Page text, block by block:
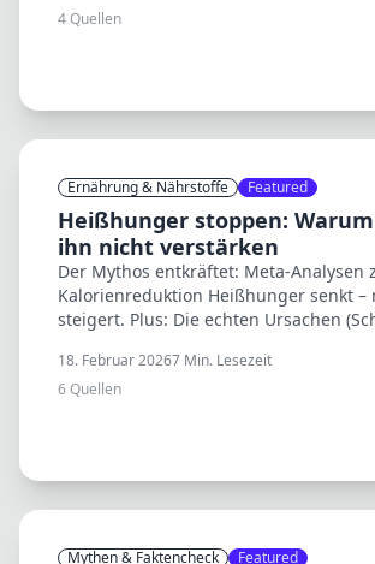
4Quellen
Ernährung & Nährstoffe Featured
Heißhunger stoppen:
ihn nicht verstärken
Der Mythos entkräftet: Meta-Analysen
Kalorienreduktion Heißhunger senkt –
steigert. Plus: Die echten Ursachen
18. Februar 20267 Min. Lesezeit
6Quellen
Mythen & Faktencheck Featured